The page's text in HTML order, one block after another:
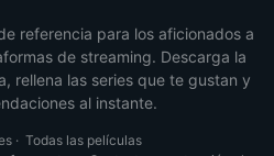
referencia para los aficionados a
de streaming. Descarga la
rellena las series que te gustan y
al instante.
· Todas las películas